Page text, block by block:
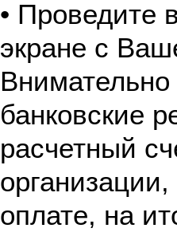
• Проведите
экране с
банковские
расчетный
оплате, на